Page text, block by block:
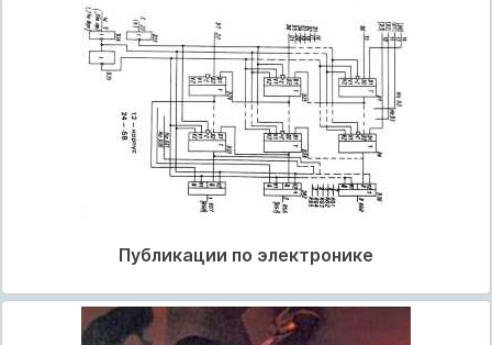
Публикации по электронике